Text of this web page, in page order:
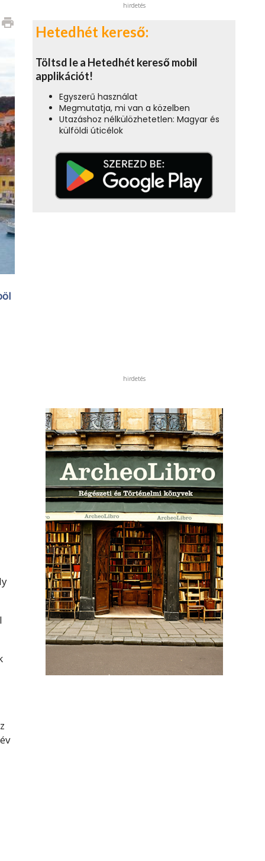
print
hirdetés
Hetedhét kereső:
Töltsd le a Hetedhét kereső mobil
applikációt!
Egyszerű használat
Megmutatja, mi van a közelben
Utazáshoz nélkülözhetetlen: Magyar és
külföldi úticélok
hirdetés